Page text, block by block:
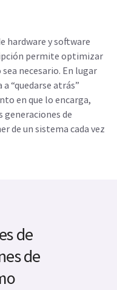
hardware y software
permite optimizar
necesario. En lugar
“quedarse atrás”
en que lo encarga,
generaciones de
de un sistema cada vez
de
de